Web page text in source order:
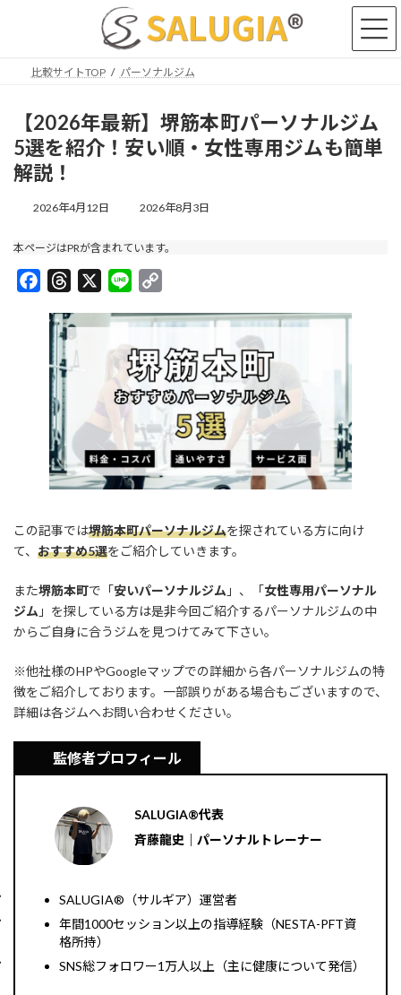
比較サイトTOP パーソナルジム
【2026年最新】堺筋本町パーソナルジム
5選を紹介！安い順・女性専用ジムも簡単
解説！
2026年4月12日
最
新
日
時
2026年8月3日
本ページはPRが含まれています。
r
e
a
n
e
p
y
L
i
k
この記事では堺筋本町パーソナルジムを探されている方に向け
て、 おすすめ5選をご紹介していきます。
また堺筋本町で「安いパーソナルジム 」、「女性専用パーソナル
ジム 」を探している方は是非今回ご紹介するパーソナルジムの中
からご自身に合うジムを見つけてみて下さい。
※他社様のHPやGoogleマップでの詳細から各パーソナルジムの特
徴をご紹介しております。一部誤りがある場合もございますので、
詳細は各ジムへお問い合わせください。
監修者プロフィール
SALUGIA®︎代表
斉藤龍史｜パーソナルトレーナー
SALUGIA®︎（サルギア）運営者
年間1000セッション以上の指導経験（NESTA-PFT資
格所持）
SNS総フォロワー1万人以上（主に健康について発信）